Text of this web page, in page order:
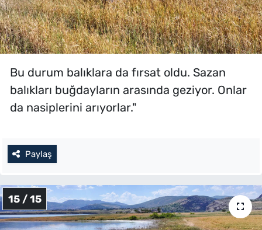
Bu durum balıklara da fırsat oldu. Sazan
balıkları buğdayların arasında geziyor. Onlar
da nasiplerini arıyorlar."
Paylaş
15 / 15